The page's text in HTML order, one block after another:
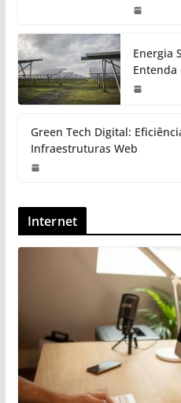
Energia
Entenda
Green Tech Digital:
Infraestruturas Web
Internet